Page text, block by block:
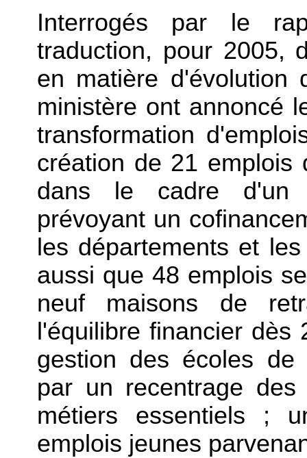
Interrogés par le
traduction, pour 2005,
en matière d'évolution
ministère ont annoncé
transformation
création de 21 emplois
dans le cadre d'un
prévoyant un
les départements et
aussi que 48 emplois
neuf maisons de
l'équilibre financier dès
gestion des écoles de
par un recentrage
métiers essentiels ;
emplois jeunes